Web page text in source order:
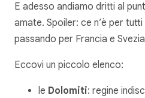
E adesso andiamo dritti al
amate. Spoiler: ce n’è per tutti
passando per Francia e
Eccovi un piccolo elenco:
le Dolomiti: regine